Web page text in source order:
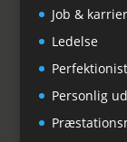
Job &
Ledelse
Perfektionist
Personlig